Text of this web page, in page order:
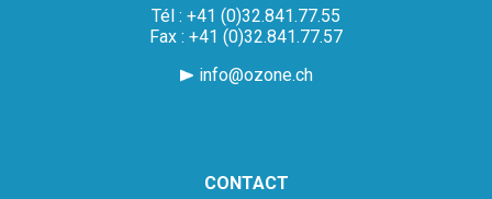
Tél : +41 (0)32.841.77.55
Fax : +41 (0)32.841.77.57
info@ozone.ch
CONTACT